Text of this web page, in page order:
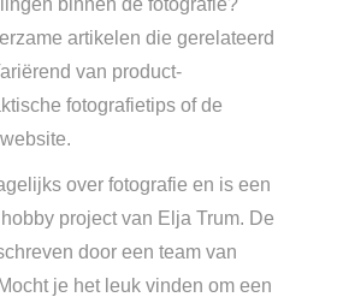
artikelen die gerelateerd
van product-
fotografietips of de
over fotografie en is een
project van Elja Trum. De
door een team van
je het leuk vinden om een